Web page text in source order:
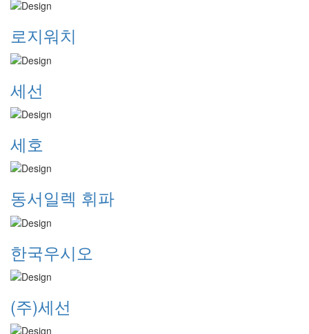
로지워치
세선
세호
동서일렉 휘파
한국우시오
(주)세선